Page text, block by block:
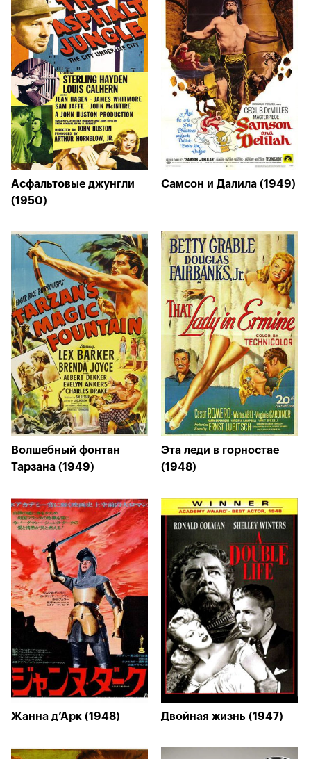
Асфальтовые джунгли
(1950)
Самсон и Далила (1949)
Волшебный фонтан
Тарзана (1949)
Эта леди в горностае
(1948)
Жанна д’Арк (1948) Двойная жизнь (1947)